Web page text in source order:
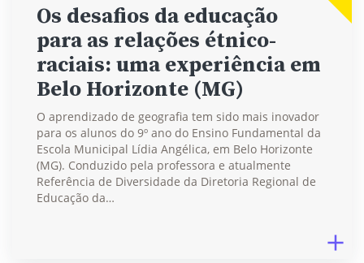
Os desafios da educação
para as relações étnico-
raciais: uma experiência em
Belo Horizonte (MG)
O aprendizado de geografia tem sido mais inovador
para os alunos do 9º ano do Ensino Fundamental da
Escola Municipal Lídia Angélica, em Belo Horizonte
(MG). Conduzido pela professora e atualmente
Referência de Diversidade da Diretoria Regional de
Educação da…